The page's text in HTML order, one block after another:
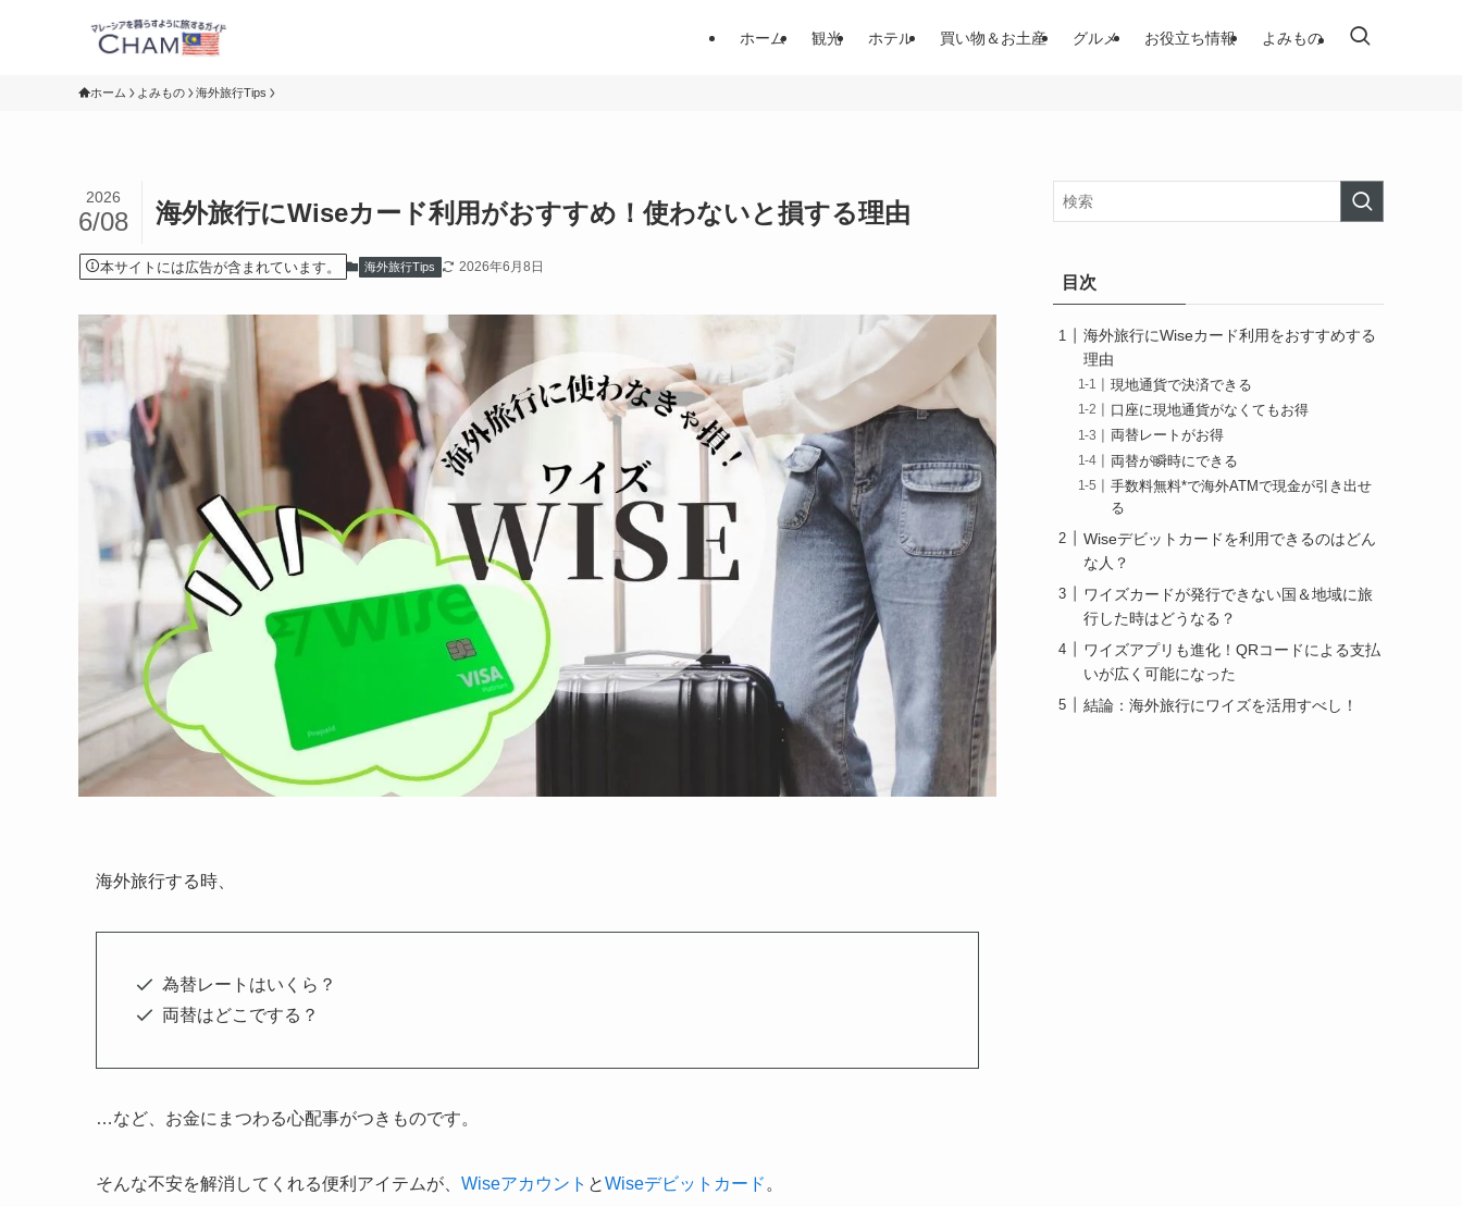
ホーム 観光 ホテル 買い物＆お土産 グルメ お役立ち情報 よみもの
ホーム よみもの 海外旅行Tips
海外旅行にWiseカード利用がおすすめ！使わないと損する理由
2026
6/08
本サイトには広告が含まれています。 海外旅行Tips 2026年6月8日
海外旅行する時、
為替レートはいくら？
両替はどこでする？
…など、 お金にまつわる心配事がつきものです。
そんな不安を解消してくれる便利アイテムが、 Wiseアカウント とWiseデビットカード 。
目次
海外旅行にWiseカード利用をおすすめする
理由
現地通貨で決済できる
口座に現地通貨がなくてもお得
両替レートがお得
両替が瞬時にできる
手数料無料*で海外ATMで現金が引き出せ
る
Wiseデビットカードを利用できるのはどん
な人？
ワイズカードが発行できない国＆地域に旅
行した時はどうなる？
ワイズアプリも進化！QRコードによる支払
いが広く可能になった
結論：海外旅行にワイズを活用すべし！